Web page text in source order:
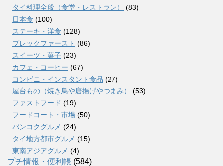
タイ料理全般（食堂・レストラン）
(83)
日本食 (100)
ステーキ・洋食 (128)
ブレックファースト (86)
スイーツ・菓子 (23)
カフェ・コーヒー (67)
コンビニ・インスタント食品 (27)
屋台もの（焼き鳥や唐揚げやつまみ）
(53)
ファストフード (19)
フードコート・市場 (50)
バンコクグルメ (24)
タイ地方都市グルメ (15)
東南アジアグルメ (4)
プチ情報・便利帳 (584)